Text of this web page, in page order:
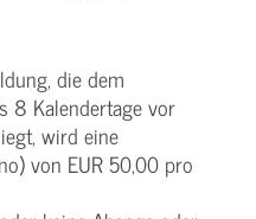
die dem
8 Kalendertage vor
wird eine
von EUR 50,00 pro